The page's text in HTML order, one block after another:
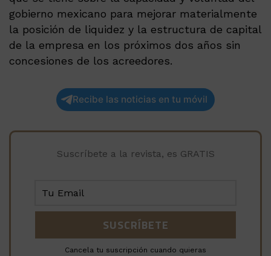
gobierno mexicano para mejorar materialmente
la posición de liquidez y la estructura de capital
de la empresa en los próximos dos años sin
concesiones de los acreedores.
Recibe las noticias en tu móvil
Suscríbete a la revista, es GRATIS
Cancela tu suscripción cuando quieras